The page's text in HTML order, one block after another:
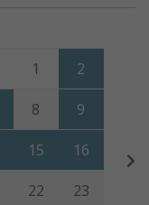
Viernes Sábado
1 2
8 9
15 16
22 23